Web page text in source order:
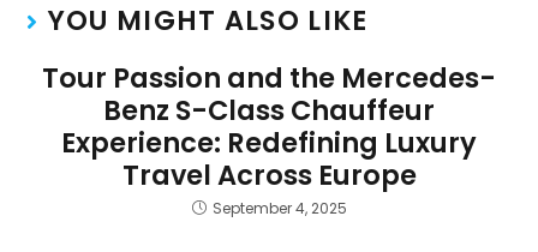
YOU MIGHT ALSO LIKE
Tour Passion and the Mercedes-
Benz S-Class Chauffeur
Experience: Redefining Luxury
Travel Across Europe
September 4, 2025